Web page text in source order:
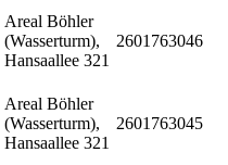
Areal Böhler
(Wasserturm),
Hansaallee 321
2601763046
Areal Böhler
(Wasserturm),
Hansaallee 321
2601763045